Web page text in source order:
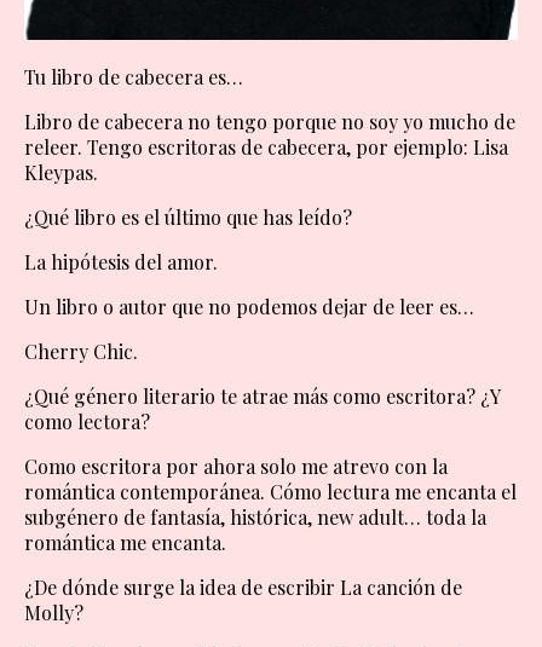
Tu libro de cabecera es…
Libro de cabecera no tengo porque no soy yo mucho de
releer. Tengo escritoras de cabecera, por ejemplo: Lisa
Kleypas.
¿Qué libro es el último que has leído?
La hipótesis del amor.
Un libro o autor que no podemos dejar de leer es…
Cherry Chic.
¿Qué género literario te atrae más como escritora? ¿Y
como lectora?
Como escritora por ahora solo me atrevo con la
romántica contemporánea. Cómo lectura me encanta el
subgénero de fantasía, histórica, new adult… toda la
romántica me encanta.
¿De dónde surge la idea de escribir La canción de
Molly?